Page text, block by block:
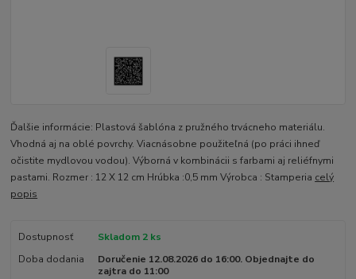
Ďalšie informácie: Plastová šablóna z pružného trvácneho materiálu.
Vhodná aj na oblé povrchy. Viacnásobne použiteľná (po práci ihneď
očistite mydlovou vodou). Výborná v kombinácii s farbami aj reliéfnymi
pastami. Rozmer : 12 X 12 cm Hrúbka :0,5 mm Výrobca : Stamperia celý
popis
Dostupnosť
Skladom 2 ks
Doba dodania
Doručenie 12.08.2026 do 16:00. Objednajte do
zajtra do 11:00